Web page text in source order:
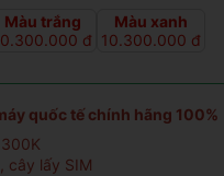
Màu trắng
đ
Màu xanh
10.300.000 đ
quốc tế chính hãng 100%
cây lấy SIM